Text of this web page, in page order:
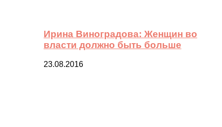
Ирина Виноградова: Женщин во
власти должно быть больше
23.08.2016